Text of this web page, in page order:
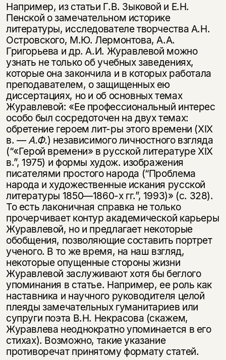
Например, из статьи Г.В. Зыковой и Е.Н.
Пенской о замечательном историке
литературы, исследователе творчества А.Н.
Островского, М.Ю. Лермонтова, А.А.
Григорьева и др. А.И. Журавлевой можно
узнать не только об учебных заведениях,
которые она закончила и в которых работала
преподавателем, о защищенных ею
диссертациях, но и об основных темах
Журавлевой: «Ее профессиональный интерес
особо был сосредоточен на двух темах:
обретение героем лит-ры этого времени (XIX
в. —А.Ф.) независимого личностного взгляда
(“«Герой времени» в русской литературе XIX
в.”, 1975) и формы худож. изображения
писателями простого народа (“Проблема
народа и художественные искания русской
литературы 1850—1860-х гг.”, 1993)» (с. 328).
То есть лаконичная справка не только
прочерчивает контур академической карьеры
Журавлевой, но и предлагает некоторые
обобщения, позволяющие составить портрет
ученого. В то же время, на наш взгляд,
некоторые опущенные стороны жизни
Журавлевой заслуживают хотя бы беглого
упоминания в статье. Например, ее роль как
наставника и научного руководителя целой
плеяды замечательных гуманитариев или
супруги поэта В.Н. Некрасова (скажем,
Журавлева неоднократно упоминается в его
стихах). Возможно, такие указание
противоречат принятому формату статей.